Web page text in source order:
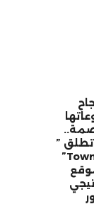
تطلق ”
Town Ten”